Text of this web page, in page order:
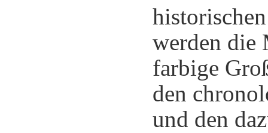
werden die
farbige
den
und den